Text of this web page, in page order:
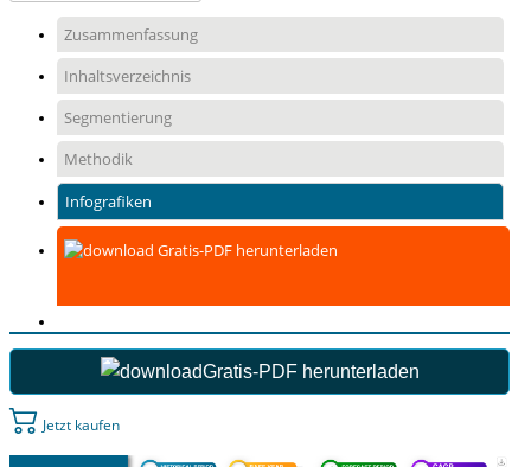
Zusammenfassung
Inhaltsverzeichnis
Segmentierung
Methodik
Infografiken
Gratis-PDF herunterladen
Gratis-PDF herunterladen
Jetzt kaufen